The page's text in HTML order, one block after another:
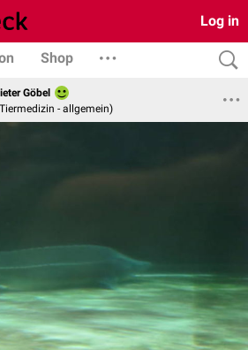
Log in
Shop
Göbel
- allgemein)